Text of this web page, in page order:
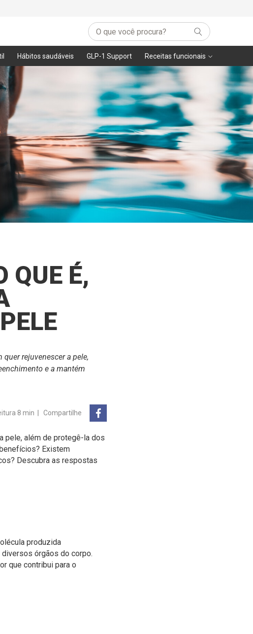
Hábitos saudáveis GLP-1 Support Receitas funcionais
QUE É,
rejuvenescer a pele,
e a mantém
8 min Compartilhe
pele, além de protegê-la dos
Existem
Descubra as respostas
produzida
órgãos do corpo.
que contribui para o